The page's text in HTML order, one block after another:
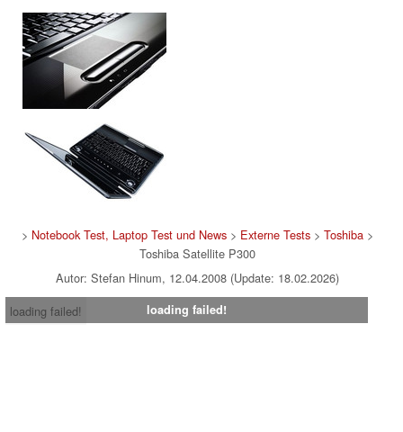
> Notebook Test, Laptop Test und News> Externe Tests> Toshiba>
Toshiba Satellite P300
Autor: Stefan Hinum, 12.04.2008 (Update: 18.02.2026)
loading failed!
loading failed!